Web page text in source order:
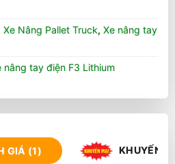
Xe Nâng Pallet Truck, Xe nâng tay
nâng tay điện F3 Lithium
GIÁ (1) KHUYẾN